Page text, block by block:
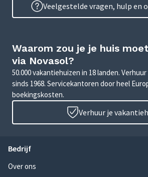
Veelgestelde vragen, hulp en
Waarom zou je je huis
via Novasol?
50.000 vakantiehuizen in 18 landen.
sinds 1968. Servicekantoren door heel
boekingskosten.
Verhuur je
Bedrijf
Over ons